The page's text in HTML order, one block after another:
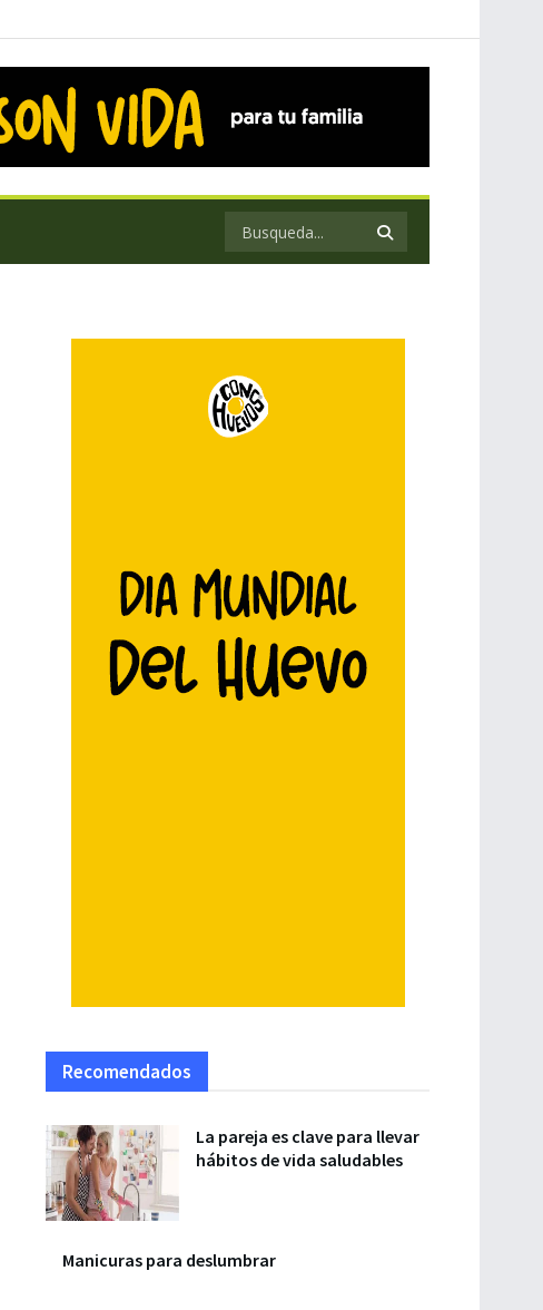
Recomendados
La pareja es clave para llevar
hábitos de vida saludables
Manicuras para deslumbrar